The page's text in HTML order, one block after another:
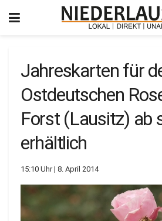
Jahreskarten für
Ostdeutschen
Forst (Lausitz) ab
erhältlich
15:10 Uhr | 8. April 2014